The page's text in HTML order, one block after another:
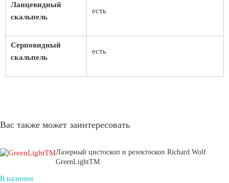
Ланцевидный
скальпель
есть
Серповидный
скальпель
есть
Вас также может заинтересовать
Лазерный цистоскоп и резектоскоп Richard Wolf
GreenLightTM
В наличии